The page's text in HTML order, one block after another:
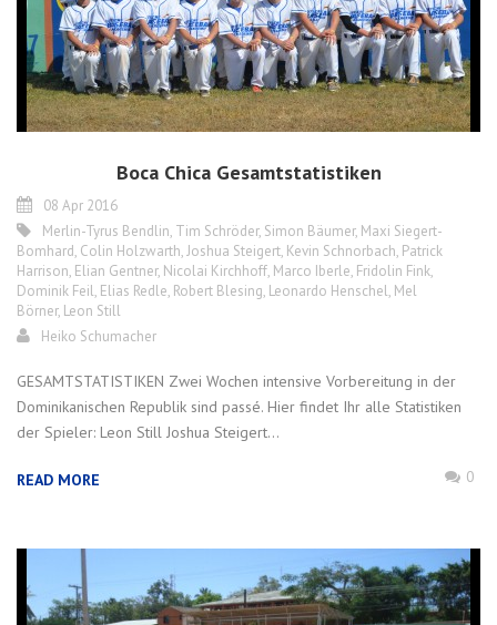
Boca Chica Gesamtstatistiken
08 Apr 2016
Merlin-Tyrus Bendlin, Tim Schröder, Simon Bäumer, Maxi Siegert-
Bomhard, Colin Holzwarth,Joshua Steigert, Kevin Schnorbach, Patrick
Harrison, Elian Gentner, Nicolai Kirchhoff, Marco Iberle, Fridolin Fink,
Dominik Feil, Elias Redle, Robert Blesing, Leonardo Henschel, Mel
Börner, Leon Still
Heiko Schumacher
GESAMTSTATISTIKEN Zwei Wochen intensive Vorbereitung in der
Dominikanischen Republik sind passé. Hier findet Ihr alle Statistiken
der Spieler: Leon Still Joshua Steigert...
READ MORE 0